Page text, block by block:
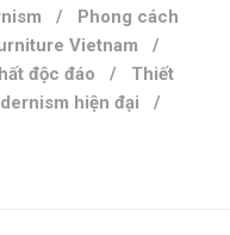
/ Phong cách
Vietnam /
độc đáo / Thiết
hiện đại /